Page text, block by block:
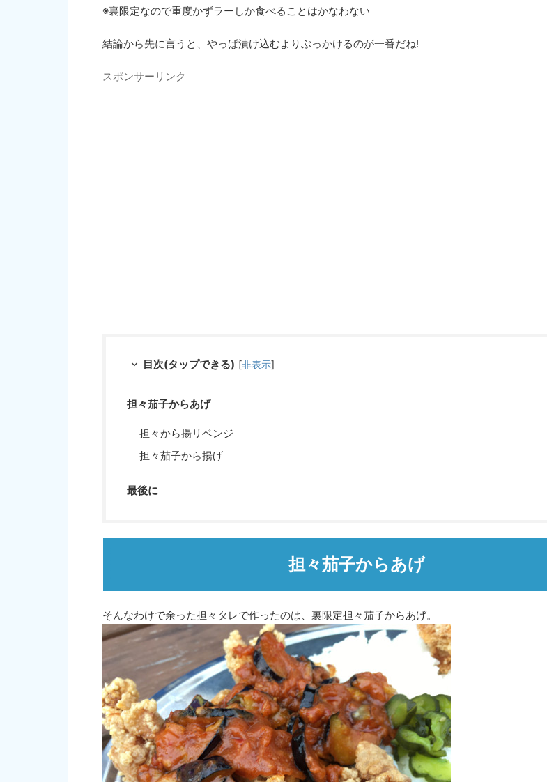
※裏限定なので重度かずラーしか食べることはかなわない
結論から先に言うと、やっぱ漬け込むよりぶっかけるのが一番だね!
スポンサーリンク
目次(タップできる) [非表示]
担々茄子からあげ
担々から揚リベンジ
担々茄子から揚げ
最後に
担々茄子からあげ
そんなわけで余った担々タレで作ったのは、裏限定担々茄子からあげ。